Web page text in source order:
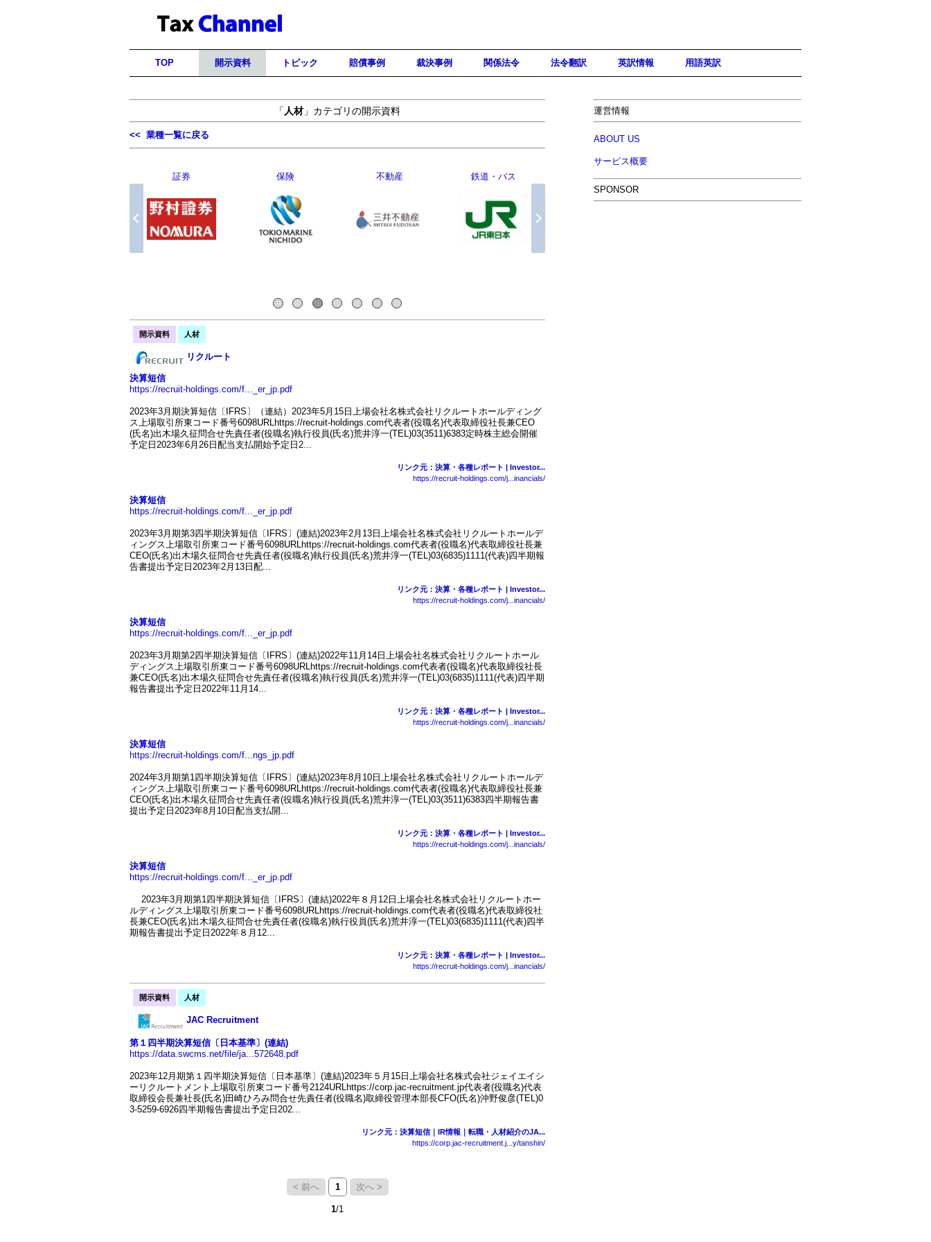
TOP 開示資料 トピック 賠償事例 裁決事例 関係法令 法令翻訳 英訳情報 用語英訳
「 人材」カテゴリの開示資料
<< 業種一覧に戻る
情報・通信 広告 映画 電力・ガス ゲーム 電気機器 出版
開示資料 人材
リクルート
決算短信
https://recruit-holdings.com/f..._er_jp.pdf
2023年3月期決算短信〔IFRS〕（連結）2023年5月15日上場会社名株式会社リクルートホールディング
ス上場取引所東コード番号6098URLhttps://recruit-holdings.com代表者(役職名)代表取締役社長兼CEO
(氏名)出木場久征問合せ先責任者(役職名)執行役員(氏名)荒井淳一(TEL)03(3511)6383定時株主総会開催
予定日2023年6月26日配当支払開始予定日2...
リンク元：決算・各種レポート | Investor...
https://recruit-holdings.com/j...inancials/
決算短信
https://recruit-holdings.com/f..._er_jp.pdf
2023年3月期第3四半期決算短信〔IFRS〕(連結)2023年2月13日上場会社名株式会社リクルートホールデ
ィングス上場取引所東コード番号6098URLhttps://recruit-holdings.com代表者(役職名)代表取締役社長兼
CEO(氏名)出木場久征問合せ先責任者(役職名)執行役員(氏名)荒井淳一(TEL)03(6835)1111(代表)四半期報
告書提出予定日2023年2月13日配...
リンク元：決算・各種レポート | Investor...
https://recruit-holdings.com/j...inancials/
決算短信
https://recruit-holdings.com/f..._er_jp.pdf
2023年3月期第2四半期決算短信〔IFRS〕(連結)2022年11月14日上場会社名株式会社リクルートホール
ディングス上場取引所東コード番号6098URLhttps://recruit-holdings.com代表者(役職名)代表取締役社長
兼CEO(氏名)出木場久征問合せ先責任者(役職名)執行役員(氏名)荒井淳一(TEL)03(6835)1111(代表)四半期
報告書提出予定日2022年11月14...
リンク元：決算・各種レポート | Investor...
https://recruit-holdings.com/j...inancials/
決算短信
https://recruit-holdings.com/f...ngs_jp.pdf
2024年3月期第1四半期決算短信〔IFRS〕(連結)2023年8月10日上場会社名株式会社リクルートホールデ
ィングス上場取引所東コード番号6098URLhttps://recruit-holdings.com代表者(役職名)代表取締役社長兼
CEO(氏名)出木場久征問合せ先責任者(役職名)執行役員(氏名)荒井淳一(TEL)03(3511)6383四半期報告書
提出予定日2023年8月10日配当支払開...
リンク元：決算・各種レポート | Investor...
https://recruit-holdings.com/j...inancials/
決算短信
https://recruit-holdings.com/f..._er_jp.pdf
2023年3月期第1四半期決算短信〔IFRS〕(連結)2022年８月12日上場会社名株式会社リクルートホー
ルディングス上場取引所東コード番号6098URLhttps://recruit-holdings.com代表者(役職名)代表取締役社
長兼CEO(氏名)出木場久征問合せ先責任者(役職名)執行役員(氏名)荒井淳一(TEL)03(6835)1111(代表)四半
期報告書提出予定日2022年８月12...
リンク元：決算・各種レポート | Investor...
https://recruit-holdings.com/j...inancials/
開示資料 人材
JAC Recruitment
第１四半期決算短信〔日本基準〕(連結)
https://data.swcms.net/file/ja...572648.pdf
2023年12月期第１四半期決算短信〔日本基準〕(連結)2023年５月15日上場会社名株式会社ジェイエイシ
ーリクルートメント上場取引所東コード番号2124URLhttps://corp.jac-recruitment.jp代表者(役職名)代表
取締役会長兼社長(氏名)田崎ひろみ問合せ先責任者(役職名)取締役管理本部長CFO(氏名)沖野俊彦(TEL)0
3-5259-6926四半期報告書提出予定日202...
リンク元：決算短信｜IR情報｜転職・人材紹介のJA...
https://corp.jac-recruitment.j...y/tanshin/
< 前へ 1 次へ >
1/1
運営情報
ABOUT US
サービス概要
SPONSOR